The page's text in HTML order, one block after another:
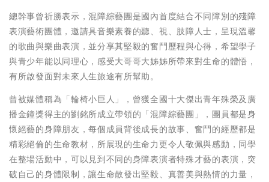
總幹事曾祈勝表示，混障綜藝團是國內首度結合不同障別的殘障
表演藝術團體，邀請具音樂素養的聽、視、肢障人士，呈現溫馨
的歌曲與樂曲表演，並分享其堅毅的奮鬥歷程與心得，希望學子
與青少年能以同理心，感受大哥哥大姊姊所帶來對生命的體悟，
有所啟發面對未來人生旅途有所幫助。
曾被媒體稱為「輪椅小巨人」，曾獲全國十大傑出青年殊榮及廣
播金鐘獎得主的劉銘所成立帶領的「混障綜藝團」，團員都是身
懷絕藝的身障朋友，每個成員背後成長的故事、奮鬥的經歷都是
精彩絕倫的生命教材，所展現的生命力更令人敬佩與感動，同學
在整場活動中，可以見到不同的身障表演者特殊才藝的表演，突
破自己的身體限制，讓生命散發出堅毅、真善美與熱情的力量，